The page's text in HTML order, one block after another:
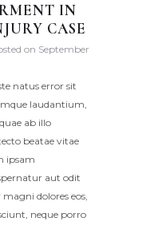
IN
CASE
on September
natus error sit
laudantium,
ab illo
beatae vitae
ipsam
aut odit
dolores eos,
neque porro